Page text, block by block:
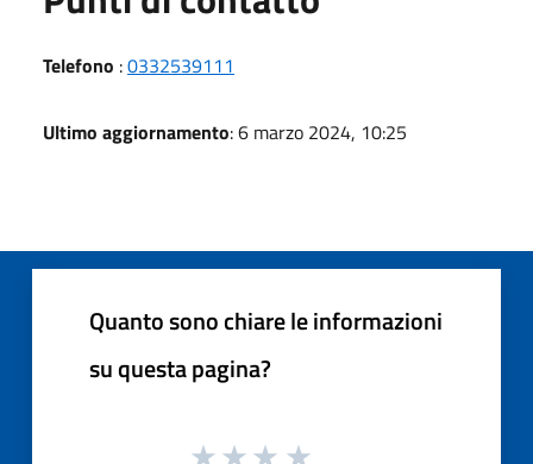
Telefono :0332539111
Ultimo aggiornamento: 6 marzo 2024, 10:25
Quanto sono chiare le informazioni
su questa pagina?